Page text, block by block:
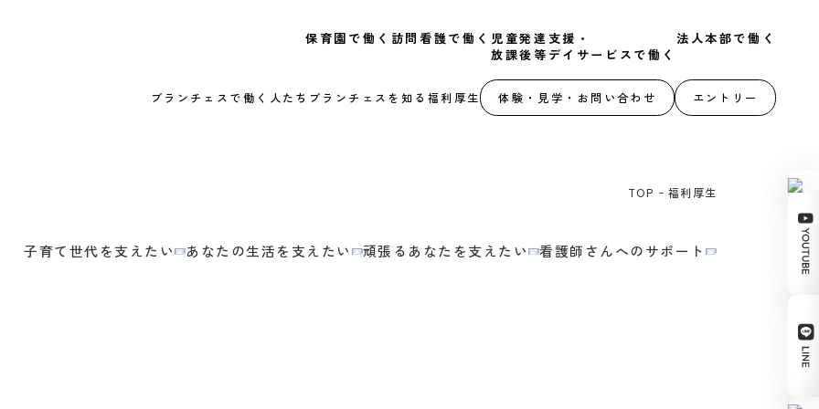
保育園で働く 訪問看護で働く 児童発達支援・
放課後等デイサービスで働く
法人本部で働く
ブランチェスで働く人たち ブランチェスを知る 福利厚生 体験・見学・お問い合わせ エントリー
TOP 福利厚生
子育て世代を支えたい あなたの生活を支えたい 頑張るあなたを支えたい 看護師さんへのサポート